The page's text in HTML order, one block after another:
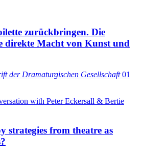
zurückbringen. Die
direkte Macht von Kunst und
der Dramaturgischen Gesellschaft01
with Peter Eckersall & Bertie
strategies from theatre as